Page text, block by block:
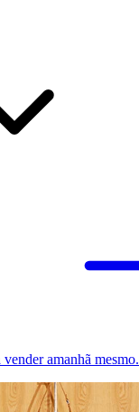
amanhã mesmo.